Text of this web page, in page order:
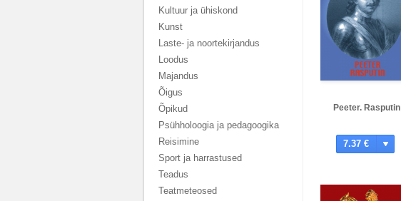
Kultuur ja ühiskond
Kunst
Laste- ja noortekirjandus
Loodus
Majandus
Õigus
Õpikud
Psühholoogia ja pedagoogika
Reisimine
Sport ja harrastused
Teadus
Teatmeteosed
Peeter. Rasputin
7.37 €